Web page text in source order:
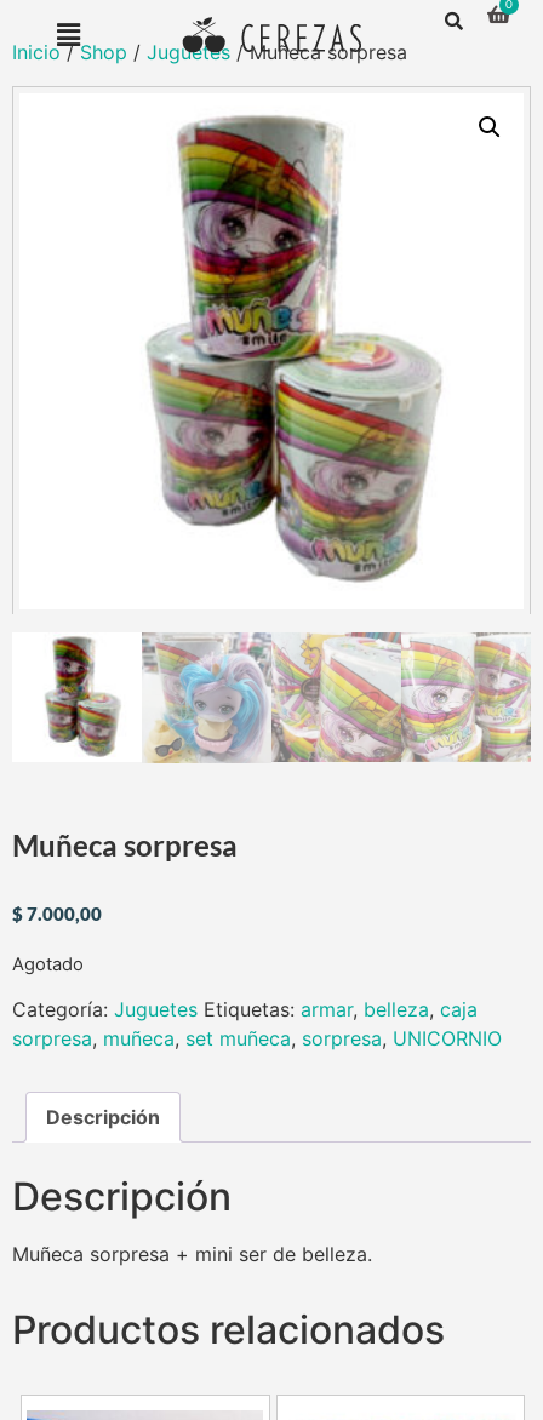
Inicio/Shop / Juguetes / Muñeca sorpresa
Muñeca sorpresa
$7.000,00
Agotado
Categoría: Juguetes Etiquetas: armar, belleza, caja
sorpresa, muñeca, set muñeca, sorpresa, UNICORNIO
Descripción
Descripción
Muñeca sorpresa + mini ser de belleza.
Productos relacionados